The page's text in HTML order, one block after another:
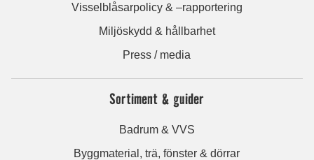
Visselblåsarpolicy & –rapportering
Miljöskydd & hållbarhet
Press / media
Sortiment & guider
Badrum & VVS
Byggmaterial, trä, fönster & dörrar